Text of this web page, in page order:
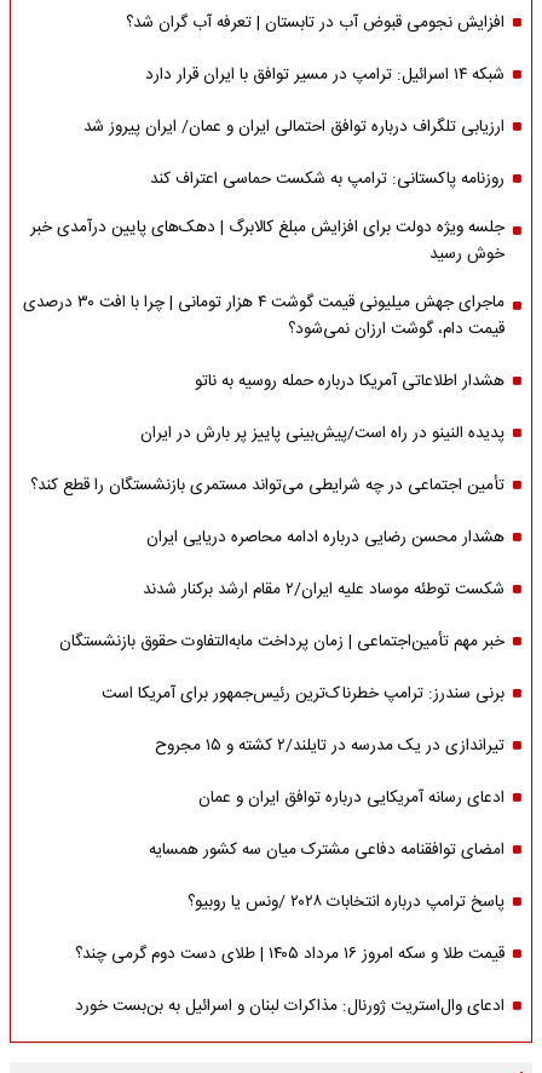
افزایش نجومی قبوض آب در تابستان | تعرفه آب گران شد؟
شبکه ۱۴ اسرائیل: ترامپ در مسیر توافق با ایران قرار دارد
ارزیابی تلگراف درباره توافق احتمالی ایران و عمان/ ایران پیروز شد
روزنامه پاکستانی: ترامپ به شکست حماسی اعتراف کند
جلسه ویژه دولت برای افزایش مبلغ کالابرگ | دهک‌های پایین درآمدی خبر
خوش رسید
ماجرای جهش میلیونی قیمت گوشت ۴ هزار تومانی | چرا با افت ۳۰ درصدی
قیمت دام، گوشت ارزان نمی‌شود؟
هشدار اطلاعاتی آمریکا درباره حمله روسیه به ناتو
پدیده النینو در راه است/پیش‌بینی پاییز پر بارش در ایران
تأمین اجتماعی در چه شرایطی می‌تواند مستمری بازنشستگان را قطع کند؟
هشدار محسن رضایی درباره ادامه محاصره دریایی ایران
شکست توطئه موساد علیه ایران/۲ مقام‌ ارشد برکنار شدند
خبر مهم تأمین‌اجتماعی | زمان پرداخت مابه‌التفاوت حقوق بازنشستگان
برنی سندرز: ترامپ خطرناک‌ترین رئیس‌جمهور برای آمریکا است
تیراندازی در یک مدرسه در تایلند/۲ کشته و ۱۵ مجروح
ادعای رسانه آمریکایی درباره توافق ایران و عمان
امضای توافقنامه دفاعی مشترک میان سه کشور همسایه
پاسخ ترامپ درباره انتخابات ۲۰۲۸ /ونس یا روبیو؟
قیمت طلا و سکه امروز ۱۶ مرداد ۱۴۰۵ | طلای دست دوم گرمی چند؟
ادعای وال‌استریت ژورنال: مذاکرات لبنان و اسرائیل به بن‌بست خورد